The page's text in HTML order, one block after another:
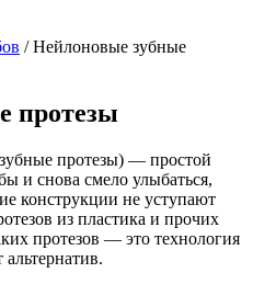
/Нейлоновые зубные
протезы
протезы) — простой
и снова смело улыбаться,
конструкции не уступают
из пластика и прочих
протезов — это технология